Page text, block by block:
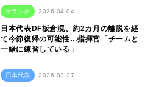
オランダ 2026.04.04
日本代表DF板倉滉、約2カ月の離脱を経
て今節復帰の可能性…指揮官「チームと
一緒に練習している」
日本代表 2026.03.27